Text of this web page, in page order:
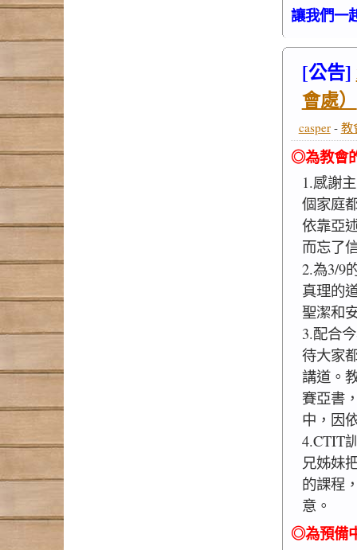
讓我們一
[公告]
會處）
casper- 教
◎為教會
1.感謝
個家庭
依靠亞
而忘了
2.為3/9
真理的
聖潔和
3.配合
待大家
講道。
賽亞書
中，因
4.CTIT
兄姊妹
的課程
意。
◎為預備